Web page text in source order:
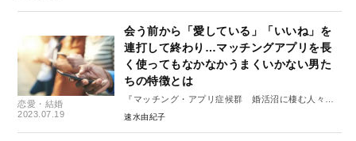
恋愛・結婚
2023.07.19
会う前から「愛している」「いいね」を
連打して終わり…マッチングアプリを長
く使ってもなかなかうまくいかない男た
ちの特徴とは
『マッチング・アプリ症候群 婚活沼に棲む人々』
#1
速水由紀子